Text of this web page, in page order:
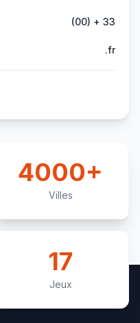
(00) + 33
.fr
4000+
Villes
17
Jeux